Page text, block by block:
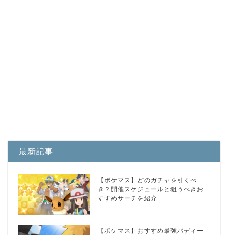
最新記事
【ポケマス】どのガチャを引くべ
き？開催スケジュールと狙うべきお
すすめサーチを紹介
【ポケマス】おすすめ最強バディー